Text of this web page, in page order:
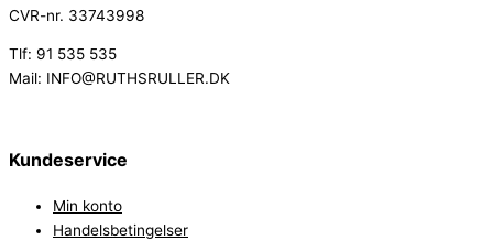
CVR-nr. 33743998
Tlf: 91 535 535
Mail: INFO@RUTHSRULLER.DK
Kundeservice
Min konto
Handelsbetingelser